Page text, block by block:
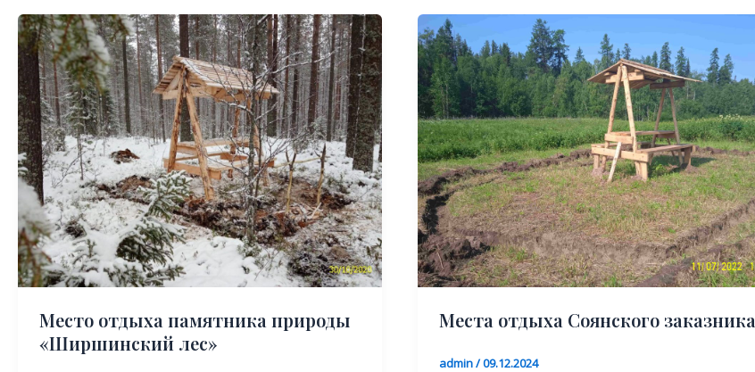
Место отдыха памятника природы
«Ширшинский лес»
Места отдыха Соянского заказника
admin/09.12.2024